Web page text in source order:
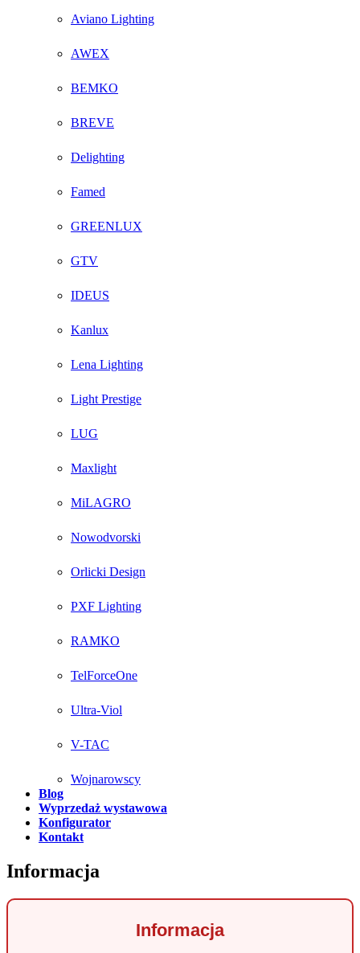
Aviano Lighting
AWEX
BEMKO
BREVE
Delighting
Famed
GREENLUX
GTV
IDEUS
Kanlux
Lena Lighting
Light Prestige
LUG
Maxlight
MiLAGRO
Nowodvorski
Orlicki Design
PXF Lighting
RAMKO
TelForceOne
Ultra-Viol
V-TAC
Wojnarowscy
Blog
Wyprzedaż wystawowa
Konfigurator
Kontakt
Informacja
Informacja